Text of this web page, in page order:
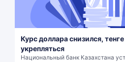
Курс доллара снизился,
укрепляться
Национальный банк Казахстана